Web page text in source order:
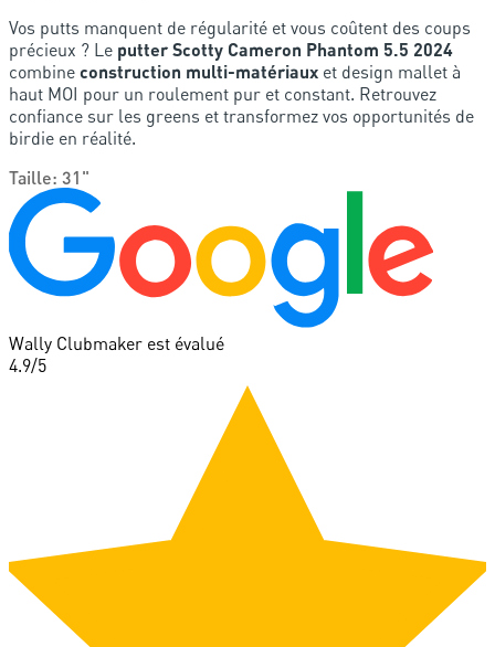
Vos putts manquent de régularité et vous coûtent des coups
précieux ? Le putter Scotty Cameron Phantom 5.5 2024
combine construction multi-matériaux et design mallet à
haut MOI pour un roulement pur et constant. Retrouvez
confiance sur les greens et transformez vos opportunités de
birdie en réalité.
Taille: 31"
Wally Clubmaker est évalué
4.9/5